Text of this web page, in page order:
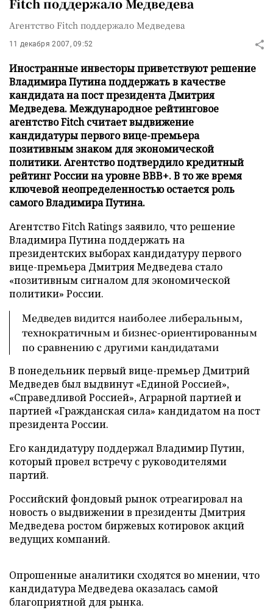
Fitch поддержало Медведева
Агентство Fitch поддержало Медведева
11 декабря 2007, 09:52
Иностранные инвесторы приветствуют решение
Владимира Путина поддержать в качестве
кандидата на пост президента Дмитрия
Медведева. Международное рейтинговое
агентство Fitch считает выдвижение
кандидатуры первого вице-премьера
позитивным знаком для экономической
политики. Агентство подтвердило кредитный
рейтинг России на уровне BBB+. В то же время
ключевой неопределенностью остается роль
самого Владимира Путина.
Агентство Fitch Ratings заявило, что решение
Владимира Путина поддержать на
президентских выборах кандидатуру первого
вице-премьера Дмитрия Медведева стало
«позитивным сигналом для экономической
политики» России.
Медведев видится наиболее либеральным,
технократичным и бизнес-ориентированным
по сравнению с другими кандидатами
В понедельник первый вице-премьер Дмитрий
Медведев был выдвинут «Единой Россией»,
«Справедливой Россией», Аграрной партией и
партией «Гражданская сила» кандидатом на пост
президента России.
Его кандидатуру поддержал Владимир Путин,
который провел встречу с руководителями
партий.
Российский фондовый рынок отреагировал на
новость о выдвижении в президенты Дмитрия
Медведева ростом биржевых котировок акций
ведущих компаний.
Опрошенные аналитики сходятся во мнении, что
кандидатура Медведева оказалась самой
благоприятной для рынка.